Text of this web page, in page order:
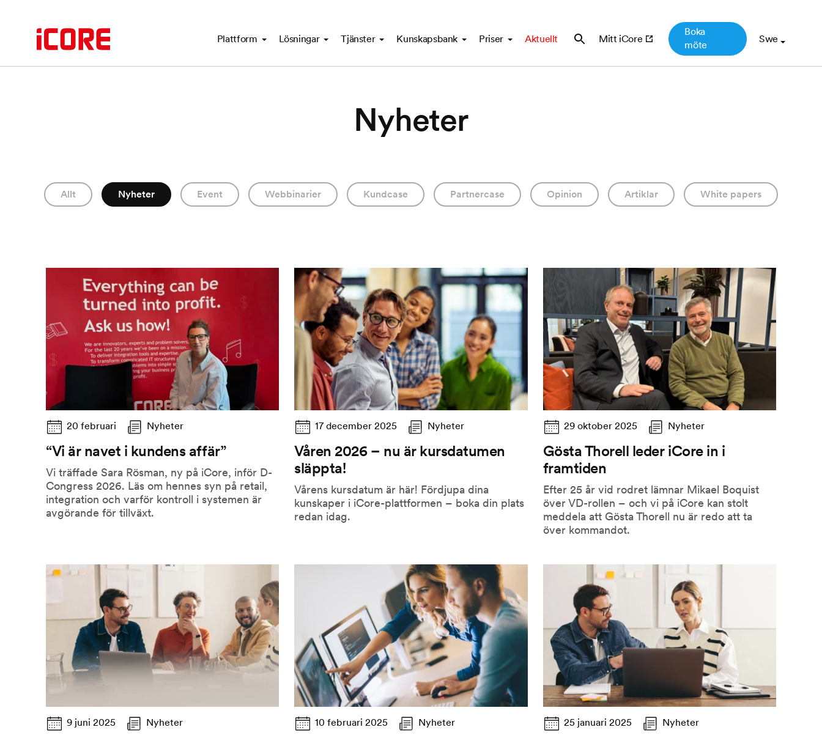
Plattform Lösningar Tjänster Kunskapsbank Priser Aktuellt Mitt iCore
Boka
möte
Nyheter
Allt Nyheter Event Webbinarier Kundcase Partnercase Opinion Artiklar White papers
20 februari Nyheter
“Vi är navet i kundens affär”
Vi träffade Sara Rösman, ny på iCore, inför D-
Congress 2026. Läs om hennes syn på retail,
integration och varför kontroll i systemen är
avgörande för tillväxt.
17 december 2025 Nyheter
Våren 2026 – nu är kursdatumen
släppta!
Vårens kursdatum är här! Fördjupa dina
kunskaper i iCore-plattformen – boka din plats
redan idag.
29 oktober 2025 Nyheter
Gösta Thorell leder iCore in i
framtiden
Efter 25 år vid rodret lämnar Mikael Boquist
över VD-rollen – och vi på iCore kan stolt
meddela att Gösta Thorell nu är redo att ta
över kommandot.
9 juni 2025 Nyheter 10 februari 2025 Nyheter 25 januari 2025 Nyheter